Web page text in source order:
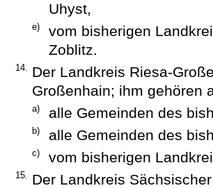
Uhyst,
e)
vom bisherigen
Zoblitz.
14. Der Landkreis Riesa-
Großenhain; ihm gehören
a) alle Gemeinden des
b) alle Gemeinden des
c) vom bisherigen
15. Der Landkreis